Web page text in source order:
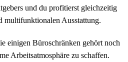
und du profitierst gleichzeitig
multifunktionalen Ausstattung.
einigen Büroschränken gehört noch
Arbeitsatmosphäre zu schaffen.